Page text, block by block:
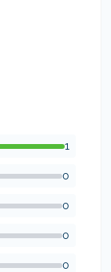
1
0
0
0
0